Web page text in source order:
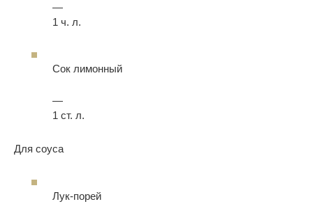
—
1 ч. л.
Сок лимонный
—
1 ст. л.
Для соуса
Лук-порей